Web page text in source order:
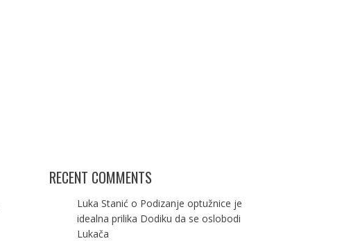
RECENT COMMENTS
Luka Stanić o Podizanje optužnice je
idealna prilika Dodiku da se oslobodi
Lukača